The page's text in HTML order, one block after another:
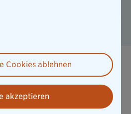
Regelmäßiger Bericht
den Produkten finden
Cookies ablehnen
akzeptieren